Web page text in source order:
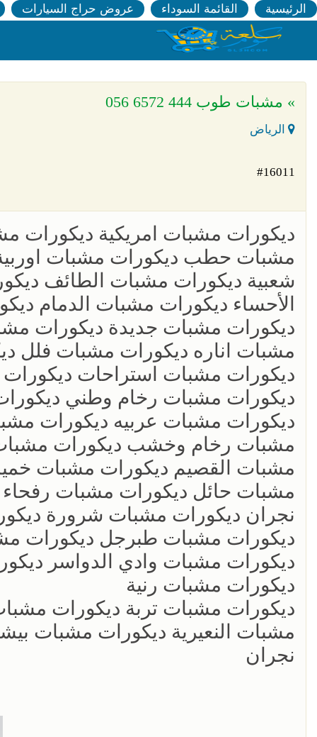
الرئيسية القائمة السوداء عروض حراج السيارات
» مشبات طوب 444 6572 056
الرياض
#16011
ديكورات مشبات امريكية ديكورات
مشبات حطب ديكورات مشبات
شعبية ديكورات مشبات الطائف
الأحساء ديكورات مشبات الدمام
ديكورات مشبات جديدة ديكورات
مشبات اناره ديكورات مشبات فلل
ديكورات مشبات استراحات ديكورات
ديكورات مشبات رخام وطني
ديكورات مشبات عربيه ديكورات
مشبات رخام وخشب ديكورات
مشبات القصيم ديكورات مشبات
مشبات حائل ديكورات مشبات
نجران ديكورات مشبات شرورة
ديكورات مشبات طبرجل ديكورات
ديكورات مشبات وادي الدواسر
ديكورات مشبات رنية
ديكورات مشبات تربة ديكورات
مشبات النعيرية ديكورات مشبات
نجران